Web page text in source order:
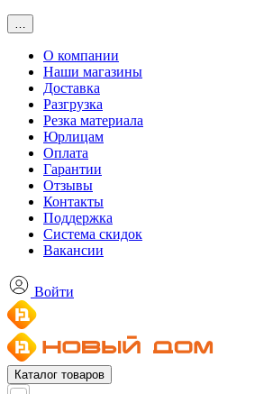
…
О компании
Наши магазины
Доставка
Разгрузка
Резка материала
Юрлицам
Оплата
Гарантии
Отзывы
Контакты
Поддержка
Система скидок
Вакансии
Войти
Каталог товаров